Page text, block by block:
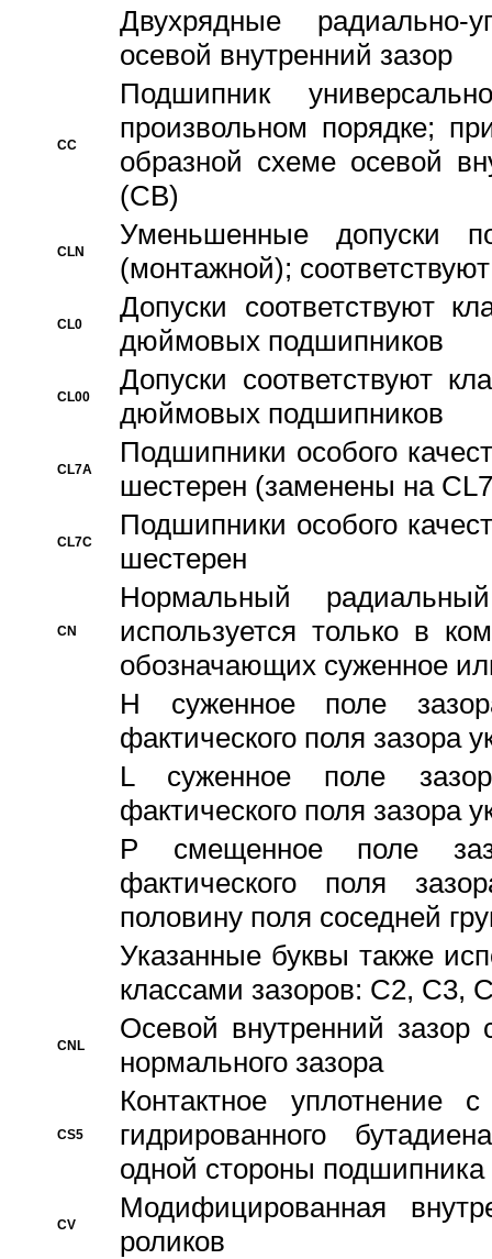
Двухрядные радиально-
осевой внутренний зазор
CC
Подшипник
произвольном порядке;
образной схеме осевой
(CB)
CLN
Уменьшенные
(монтажной);
CL0
Допуски соответствуют
дюймовых подшипников
CL00
Допуски соответствуют
дюймовых подшипников
CL7A
Подшипники особого
шестерен (заменены на
CL7C
Подшипники особого
шестерен
CN
Hормальный
используется только в
обозначающих суженное
H суженное поле
фактического поля зазора
L суженное поле
фактического поля зазора
P смещенное поле
фактического поля
половину поля соседней
Указанные буквы также
классами зазоров: С2,
CNL
Осевой внутренний зазор
нормального зазора
CS5
Контактное уплотнение
гидрированного
одной стороны подшипника
CV
Модифицированная
роликов